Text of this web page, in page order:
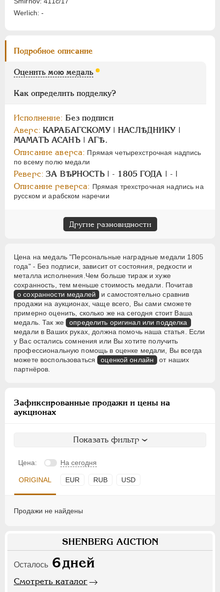
Werlich: -
Подробное описание
Оценить мою медаль
Как определить подделку?
Исполнение: Без подписи
Аверс: КАРАБАГСКОМУ | НАСЛѢДНИКУ |
МАМАТЪ АСАНЪ | АГѢ.
Описание аверса: Прямая четырехстрочная надпись
по всему полю медали
Реверс: ЗА ВѢРНОСТЬ | - 1805 ГОДА | - |
Описание реверса: Прямая трехстрочная надпись на
русском и арабском наречии
Другие разновидности
Цена на медаль "Персональные наградные медали 1805
года" - Без подписи, зависит от состояния, редкости и
металла исполнения.Чем больше тираж и хуже
сохранность, тем меньше стоимость медали. Почитав
о сохранности медалей и самостоятельно сравнив
продажи на аукционах, чаще всего, Вы сами сможете
примерно оценить, сколько же на сегодня стоит Ваша
медаль. Так же определить оригинал или подделка
медали в Ваших руках, должна помочь наша статья. Если
у Вас остались сомнения или Вы хотите получить
профессиональную помощь в оценке медали, Вы всегда
можете воспользоваться оценкой онлайн
от наших
партнёров.
Зафиксированные продажи и цены на
аукционах
Показать фильтр
Цена: На сегодня
ORIGINAL EUR RUB USD
Продажи не найдены
SHENBERG AUCTION
Осталось 6дней
Смотреть каталог
Цифры
НИКОЛАЙ I 1826-1855
АЛЕКСАНДР III 1881-1894
НИКОЛАЙ II 1894-1917